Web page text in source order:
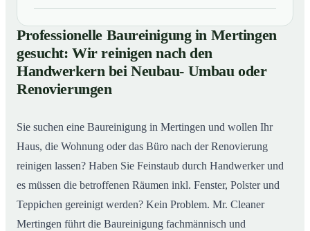
01 Professionelle Baureinigung in Mertingen gesucht: Wir
reinigen nach den Handwerkern bei Neubau- Umbau
oder Renovierungen
02Baureinigung in Mertingen – Profis im Einsatz
Professionelle Baureinigung in Mertingen
gesucht: Wir reinigen nach den
Handwerkern bei Neubau- Umbau oder
Renovierungen
Sie suchen eine Baureinigung in Mertingen und wollen Ihr
Haus, die Wohnung oder das Büro nach der Renovierung
reinigen lassen? Haben Sie Feinstaub durch Handwerker und
es müssen die betroffenen Räumen inkl. Fenster, Polster und
Teppichen gereinigt werden? Kein Problem. Mr. Cleaner
Mertingen führt die Baureinigung fachmännisch und